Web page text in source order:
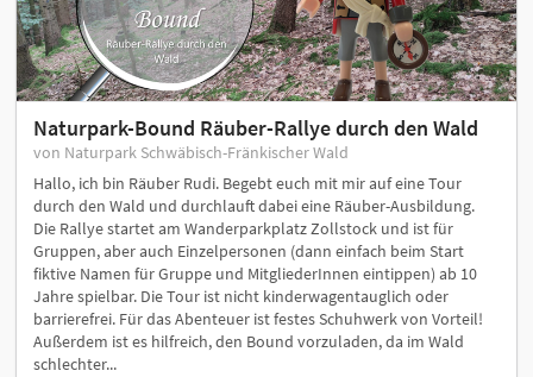
Naturpark-Bound Räuber-Rallye durch den Wald
von Naturpark Schwäbisch-Fränkischer Wald
Hallo, ich bin Räuber Rudi. Begebt euch mit mir auf eine Tour
durch den Wald und durchlauft dabei eine Räuber-Ausbildung.
Die Rallye startet am Wanderparkplatz Zollstock und ist für
Gruppen, aber auch Einzelpersonen (dann einfach beim Start
fiktive Namen für Gruppe und MitgliederInnen eintippen) ab 10
Jahre spielbar. Die Tour ist nicht kinderwagentauglich oder
barrierefrei. Für das Abenteuer ist festes Schuhwerk von Vorteil!
Außerdem ist es hilfreich, den Bound vorzuladen, da im Wald
schlechter...